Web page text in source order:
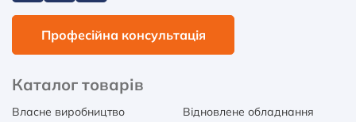
Професійна консультація
Каталог товарів
Власне виробництво
Відновлене обладнання